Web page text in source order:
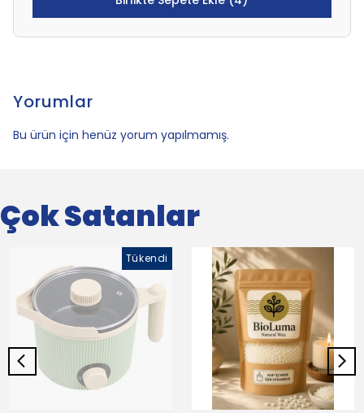
Yorumlar
Bu ürün için henüz yorum yapılmamış.
Çok Satanlar
Tükendi